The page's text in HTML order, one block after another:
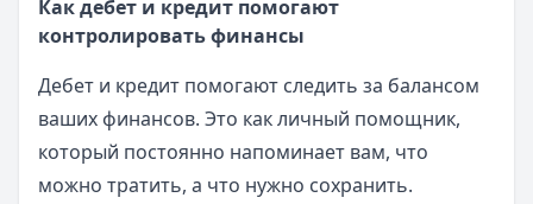
Как дебет и кредит помогают
контролировать финансы
Дебет и кредит помогают следить за балансом
ваших финансов. Это как личный помощник,
который постоянно напоминает вам, что
можно тратить, а что нужно сохранить.